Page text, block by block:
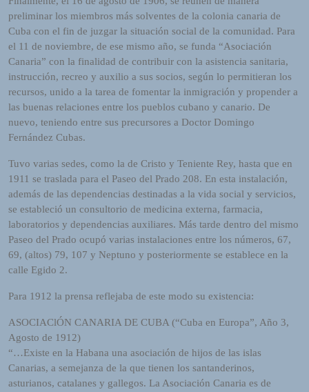
RADIO VOZ DEL VALLE
preliminar los miembros más solventes de la colonia canaria de
Cuba con el fin de juzgar la situación social de la comunidad. Para
el 11 de noviembre, de ese mismo año, se funda “Asociación
Canaria” con la finalidad de contribuir con la asistencia sanitaria,
instrucción, recreo y auxilio a sus socios, según lo permitieran los
recursos, unido a la tarea de fomentar la inmigración y propender a
las buenas relaciones entre los pueblos cubano y canario. De
nuevo, teniendo entre sus precursores a Doctor Domingo
Fernández Cubas.
Tuvo varias sedes, como la de Cristo y Teniente Rey, hasta que en
1911 se traslada para el Paseo del Prado 208. En esta instalación,
además de las dependencias destinadas a la vida social y servicios,
se estableció un consultorio de medicina externa, farmacia,
laboratorios y dependencias auxiliares. Más tarde dentro del mismo
Paseo del Prado ocupó varias instalaciones entre los números, 67,
69, (altos) 79, 107 y Neptuno y posteriormente se establece en la
calle Egido 2.
Para 1912 la prensa reflejaba de este modo su existencia:
ASOCIAClÓN CANARIA DE CUBA (“Cuba en Europa”, Año 3,
Agosto de 1912)
“…Existe en la Habana una asociación de hijos de las islas
Canarias, a semejanza de la que tienen los santanderinos,
asturianos, catalanes y gallegos. La Asociación Canaria es de